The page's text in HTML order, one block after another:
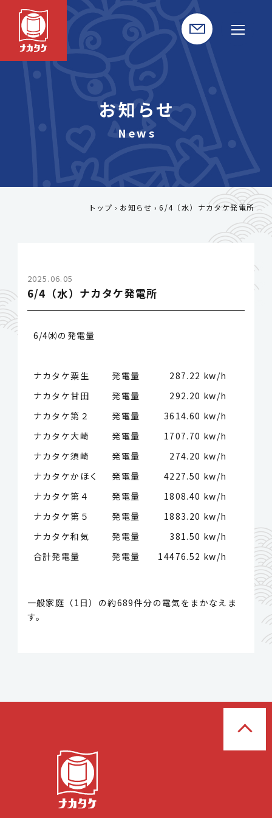
お知らせ
トップ お知らせ 6/4（水）ナカタケ発電所
2025.06.05
6/4（水）ナカタケ発電所
6/4㈬の発電量
ナカタケ粟生 発電量
287.22 kw/h
ナカタケ甘田 発電量
292.20 kw/h
ナカタケ第２ 発電量
3614.60 kw/h
ナカタケ大崎 発電量
1707.70 kw/h
ナカタケ須崎 発電量
274.20 kw/h
ナカタケかほく 発電量
4227.50 kw/h
ナカタケ第４ 発電量
1808.40 kw/h
ナカタケ第５ 発電量
1883.20 kw/h
ナカタケ和気 発電量
381.50 kw/h
合計発電量 発電量
14476.52 kw/h
一般家庭（1日）の約689件分の電気をまかなえま
す。